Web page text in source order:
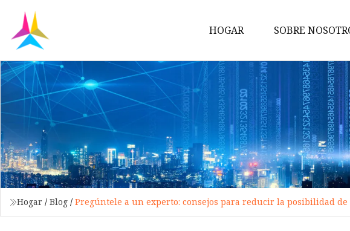
HOGAR SOBRE
Hogar / Blog / Pregúntele a un experto: consejos para reducir la posibilidad